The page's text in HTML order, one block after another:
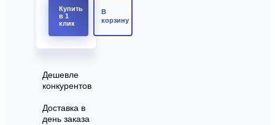
Купить
в 1
клик
В
корзину
Дешевле
конкурентов
Доставка в
день заказа